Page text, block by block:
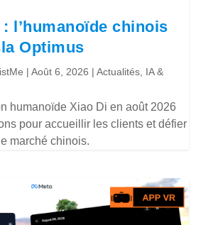
l’humanoïde chinois
Optimus
|Août 6, 2026 |Actualités IA &
humanoïde Xiao Di en août 2026
pour accueillir les clients et défier
marché chinois.